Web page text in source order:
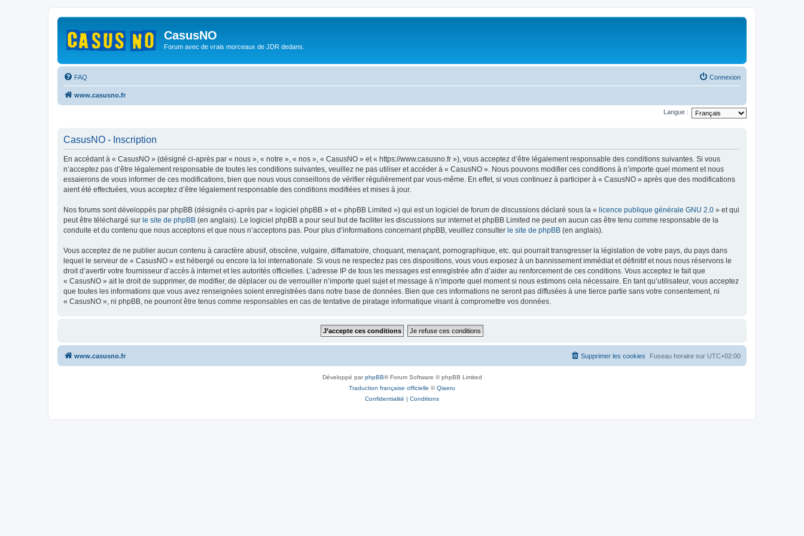
CasusNO
Forum avec de vrais morceaux de JDR dedans.
FAQ Connexion
www.casusno.fr
Langue :
CasusNO - Inscription
En accédant à « CasusNO » (désigné ci-après par « nous », « notre », « nos », « CasusNO » et « https://www.casusno.fr »), vous acceptez d’être légalement responsable des conditions suivantes. Si vous
n’acceptez pas d’être légalement responsable de toutes les conditions suivantes, veuillez ne pas utiliser et accéder à « CasusNO ». Nous pouvons modifier ces conditions à n’importe quel moment et nous
essaierons de vous informer de ces modifications, bien que nous vous conseillons de vérifier régulièrement par vous-même. En effet, si vous continuez à participer à « CasusNO » après que des modifications
aient été effectuées, vous acceptez d’être légalement responsable des conditions modifiées et mises à jour.
Nos forums sont développés par phpBB (désignés ci-après par « logiciel phpBB » et « phpBB Limited ») qui est un logiciel de forum de discussions déclaré sous la « licence publique générale GNU 2.0 » et qui
peut être téléchargé sur le site de phpBB (en anglais). Le logiciel phpBB a pour seul but de faciliter les discussions sur internet et phpBB Limited ne peut en aucun cas être tenu comme responsable de la
conduite et du contenu que nous acceptons et que nous n’acceptons pas. Pour plus d’informations concernant phpBB, veuillez consulter le site de phpBB (en anglais).
Vous acceptez de ne publier aucun contenu à caractère abusif, obscène, vulgaire, diffamatoire, choquant, menaçant, pornographique, etc. qui pourrait transgresser la législation de votre pays, du pays dans
lequel le serveur de « CasusNO » est hébergé ou encore la loi internationale. Si vous ne respectez pas ces dispositions, vous vous exposez à un bannissement immédiat et définitif et nous nous réservons le
droit d’avertir votre fournisseur d’accès à internet et les autorités officielles. L’adresse IP de tous les messages est enregistrée afin d’aider au renforcement de ces conditions. Vous acceptez le fait que
« CasusNO » ait le droit de supprimer, de modifier, de déplacer ou de verrouiller n’importe quel sujet et message à n’importe quel moment si nous estimons cela nécessaire. En tant qu’utilisateur, vous acceptez
que toutes les informations que vous avez renseignées soient enregistrées dans notre base de données. Bien que ces informations ne seront pas diffusées à une tierce partie sans votre consentement, ni
« CasusNO », ni phpBB, ne pourront être tenus comme responsables en cas de tentative de piratage informatique visant à compromettre vos données.
www.casusno.fr Fuseau horaire sur UTC+02:00
Supprimer les cookies
Développé parphpBB® Forum Software © phpBB Limited
Traduction française officielle ©Qiaeru
Confidentialité | Conditions